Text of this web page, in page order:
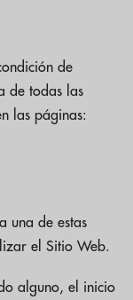
de
de todas las
las páginas:
una de estas
el Sitio Web.
alguno, el inicio